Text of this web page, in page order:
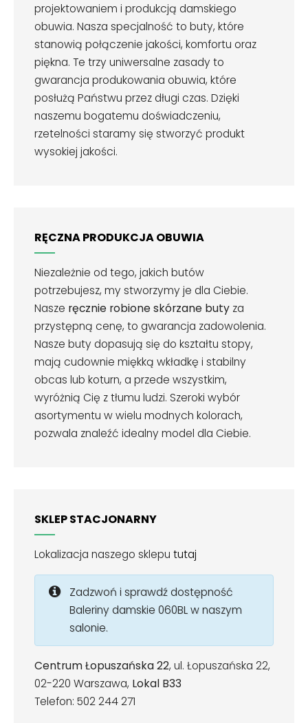
projektowaniem i produkcją damskiego
obuwia. Nasza specjalność to buty, które
stanowią połączenie jakości, komfortu oraz
piękna. Te trzy uniwersalne zasady to
gwarancja produkowania obuwia, które
posłużą Państwu przez długi czas. Dzięki
naszemu bogatemu doświadczeniu,
rzetelności staramy się stworzyć produkt
wysokiej jakości.
RĘCZNA PRODUKCJA OBUWIA
Niezależnie od tego, jakich butów
potrzebujesz, my stworzymy je dla Ciebie.
Nasze ręcznie robione skórzane buty za
przystępną cenę, to gwarancja zadowolenia.
Nasze buty dopasują się do kształtu stopy,
mają cudownie miękką wkładkę i stabilny
obcas lub koturn, a przede wszystkim,
wyróżnią Cię z tłumu ludzi. Szeroki wybór
asortymentu w wielu modnych kolorach,
pozwala znaleźć idealny model dla Ciebie.
SKLEP STACJONARNY
Lokalizacja naszego sklepu tutaj
Zadzwoń i sprawdź dostępność
Baleriny damskie 060BL w naszym
salonie.
Centrum Łopuszańska 22, ul. Łopuszańska 22,
02-220 Warszawa, Lokal B33
Telefon: 502 244 271